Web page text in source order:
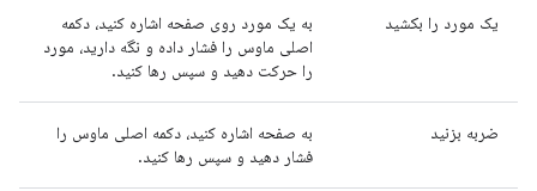
یک مورد را بکشید
به یک مورد روی صفحه اشاره کنید، دکمه
اصلی ماوس را فشار داده و نگه دارید، مورد
را حرکت دهید و سپس رها کنید.
ضربه بزنید
به صفحه اشاره کنید، دکمه اصلی ماوس را
فشار دهید و سپس رها کنید.